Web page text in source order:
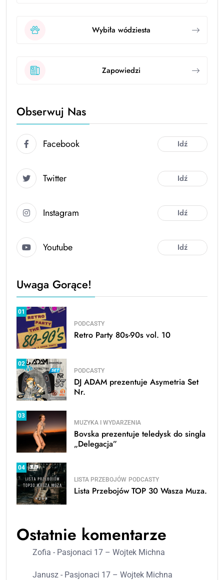
Wybiła wódziesta
Zapowiedzi
Obserwuj Nas
Facebook Idź
Twitter Idź
Instagram Idź
Youtube Idź
Uwaga Gorące!
01
PODCASTY
Retro Party 80s-90s vol. 10
02
PODCASTY
DJ ADAM prezentuje Asymetria Set
Nr.
03
MUZYKA I WYDARZENIA
Bovska prezentuje teledysk do singla
„Delegacja”
04
LISTA PRZEBOJÓW PODCASTY
Lista Przebojów TOP 30 Wasza Muza.
Ostatnie komentarze
Zofia - Pasjonaci 17 – Wojtek Michna
Janusz - Pasjonaci 17 – Wojtek Michna